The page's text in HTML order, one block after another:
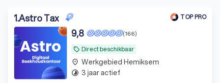
1.Astro Tax TOP PRO
local_offer Direct beschikbaar
(166)
9,8
place Werkgebied Hemiksem
timelapse 3 jaar actief